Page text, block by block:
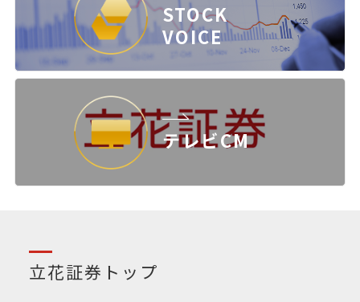
STOCK
VOICE
テレビCM
立花証券トップ